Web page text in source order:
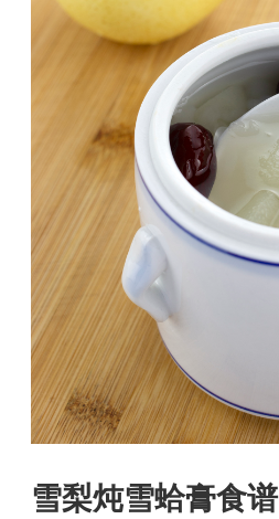
雪梨炖雪蛤膏食谱